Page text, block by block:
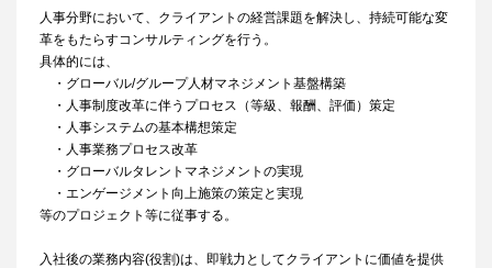
人事分野において、クライアントの経営課題を解決し、持続可能な変
革をもたらすコンサルティングを行う。
具体的には、
・グローバル/グループ人材マネジメント基盤構築
・人事制度改革に伴うプロセス（等級、報酬、評価）策定
・人事システムの基本構想策定
・人事業務プロセス改革
・グローバルタレントマネジメントの実現
・エンゲージメント向上施策の策定と実現
等のプロジェクト等に従事する。
入社後の業務内容(役割)は、即戦力としてクライアントに価値を提供